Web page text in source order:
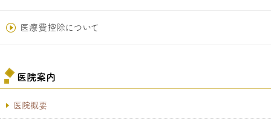
医療費控除について
医院案内
医院概要